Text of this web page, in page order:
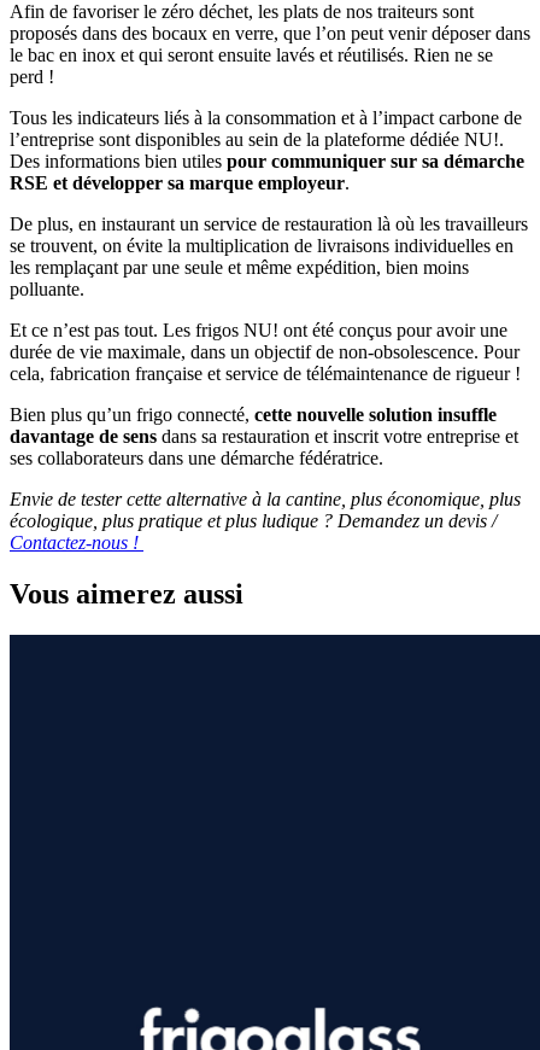
Afin de favoriser le zéro déchet, les plats de nos traiteurs sont
proposés dans des bocaux en verre, que l’on peut venir déposer dans
le bac en inox et qui seront ensuite lavés et réutilisés. Rien ne se
perd !
Tous les indicateurs liés à la consommation et à l’impact carbone de
l’entreprise sont disponibles au sein de la plateforme dédiée NU!.
Des informations bien utiles pour communiquer sur sa démarche
RSE et développer sa marque employeur.
De plus, en instaurant un service de restauration là où les travailleurs
se trouvent, on évite la multiplication de livraisons individuelles en
les remplaçant par une seule et même expédition, bien moins
polluante.
Et ce n’est pas tout. Les frigos NU! ont été conçus pour avoir une
durée de vie maximale, dans un objectif de non-obsolescence. Pour
cela, fabrication française et service de télémaintenance de rigueur !
Bien plus qu’un frigo connecté, cette nouvelle solution insuffle
davantage de sens dans sa restauration et inscrit votre entreprise et
ses collaborateurs dans une démarche fédératrice.
Envie de tester cette alternative à la cantine, plus économique, plus
écologique, plus pratique et plus ludique ? Demandez un devis /
Contactez-nous !
Vous aimerez aussi